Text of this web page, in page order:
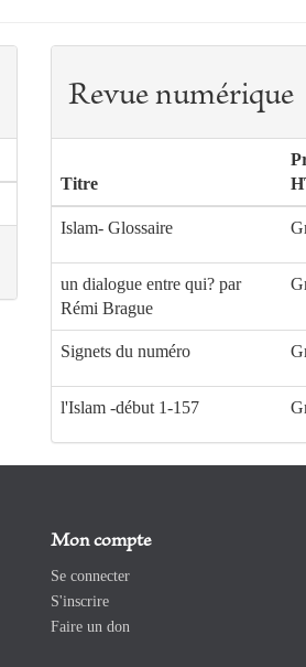
Revue numérique
Titre
Islam- Glossaire
un dialogue entre qui? par
Rémi Brague
Signets du numéro
l'Islam -début 1-157
Mon compte
Se connecter
S'inscrire
Faire un don